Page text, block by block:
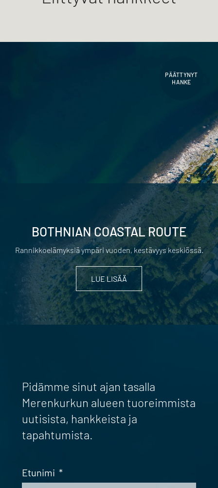
PÄÄTTYNYT
HANKE
BOTHNIAN COASTAL ROUTE
Rannikkoelämyksiä ympäri vuoden, kestävyys keskiössä.
LUE LISÄÄ
Pidämme sinut ajan tasalla
Merenkurkun alueen tuoreimmista
uutisista, hankkeista ja
tapahtumista.
Etunimi *